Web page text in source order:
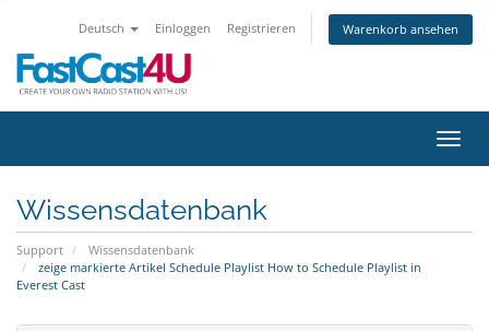
Deutsch Einloggen Registrieren Warenkorb ansehen
Wissensdatenbank
Support
Wissensdatenbank
zeige markierte Artikel Schedule Playlist How to Schedule Playlist in
Everest Cast